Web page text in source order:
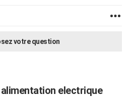
votre question
electrique